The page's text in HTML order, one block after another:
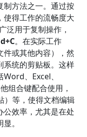
制方法之一。通过按
使得工作的流畅度大
泛用于复制操作，
。在实际工作
件或其他内容），然
系统的剪贴板。这样
、Excel、
组合键配合使用，
）等，使得文档编辑
公效率，尤其是在处
。